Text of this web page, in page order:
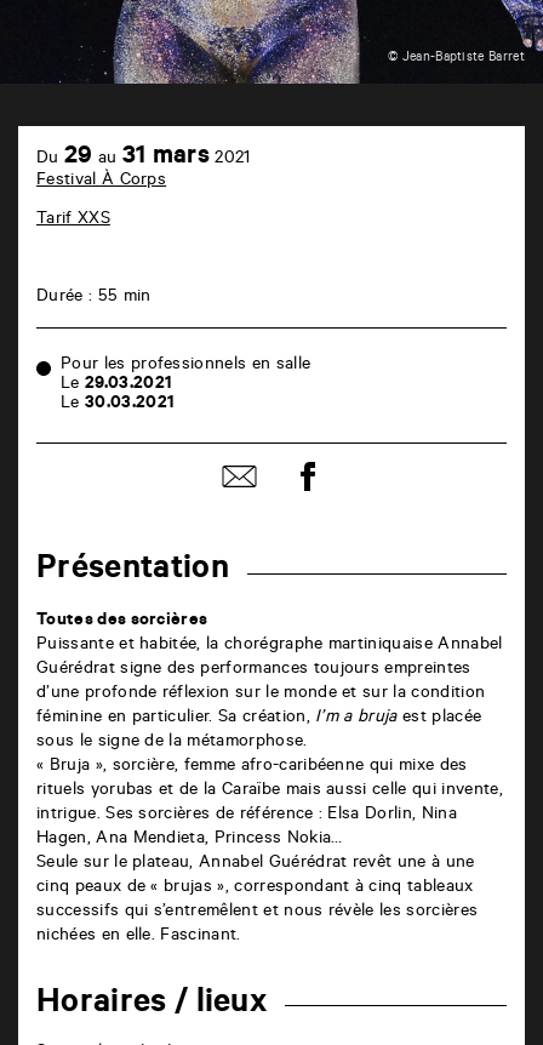
© Jean-Baptiste Barret
plateau
86000
Présentation
Toutes des sorcières
Puissante et habitée, la chorégraphe martiniquaise Annabel
Guérédrat signe des performances toujours empreintes
d’une profonde réflexion sur le monde et sur la condition
féminine en particulier. Sa création, I’m a bruja est placée
sous le signe de la métamorphose.
« Bruja », sorcière, femme afro-caribéenne qui mixe des
rituels yorubas et de la Caraïbe mais aussi celle qui invente,
intrigue. Ses sorcières de référence : Elsa Dorlin, Nina
Hagen, Ana Mendieta, Princess Nokia…
Seule sur le plateau, Annabel Guérédrat revêt une à une
cinq peaux de « brujas », correspondant à cinq tableaux
successifs qui s’entremêlent et nous révèle les sorcières
nichées en elle. Fascinant.
Horaires / lieux
Du 29 au 31 mars 2021
Festival À Corps
Tarif XXS
Durée : 55 min
Pour les professionnels en salle
Le 29.03.2021
Le 30.03.2021
Partager
par
Partager
sur